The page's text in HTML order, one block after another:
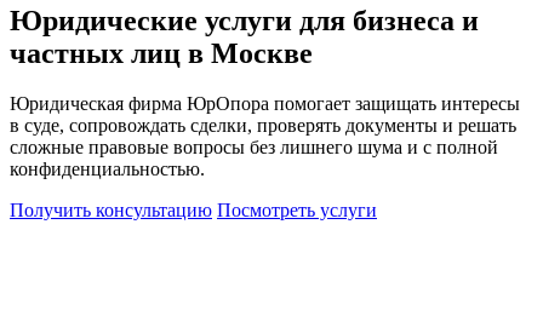
Юридические услуги для бизнеса и
частных лиц в Москве
Юридическая фирма ЮрОпора помогает защищать интересы
в суде, сопровождать сделки, проверять документы и решать
сложные правовые вопросы без лишнего шума и с полной
конфиденциальностью.
Получить консультацию Посмотреть услуги